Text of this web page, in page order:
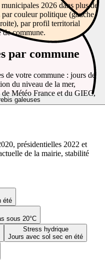
galeuses
été
sous 20°C
Stress hydrique
Jours avec sol sec en été
2026 dans plus de
couleur politique (gauche,
par profil territorial
commune.
par commune
de votre commune : jours de
du niveau de la mer,
de Météo France et du GIEC,
présidentielles 2022 et
de la mairie, stabilité